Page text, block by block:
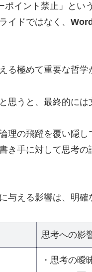
イント禁止」とい
イドではなく、
る極めて重要な哲学
思うと、最終的には
理の飛躍を覆い隠
き手に対して思考
与える影響は、明確
思考への影
・思考の曖